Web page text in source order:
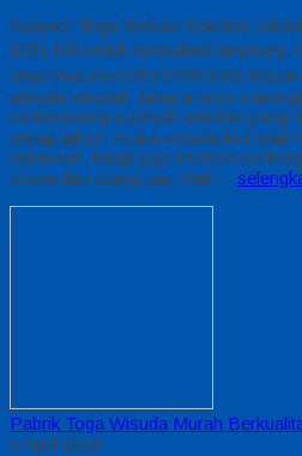
Supplier Toga Wisuda Sekolah
1060 Klik untuk konsultasi langsung:
https://wa.me/6281222821060
wisuda sekolah Jakarta terus
bertambahnya jumlah sekolah yang
setiap tahun. Acara wisuda kini tidak
kelulusan, tetapi juga momen
siswa dan orang tua. Oleh…
Pabrik Toga Wisuda Murah
5 April 2026